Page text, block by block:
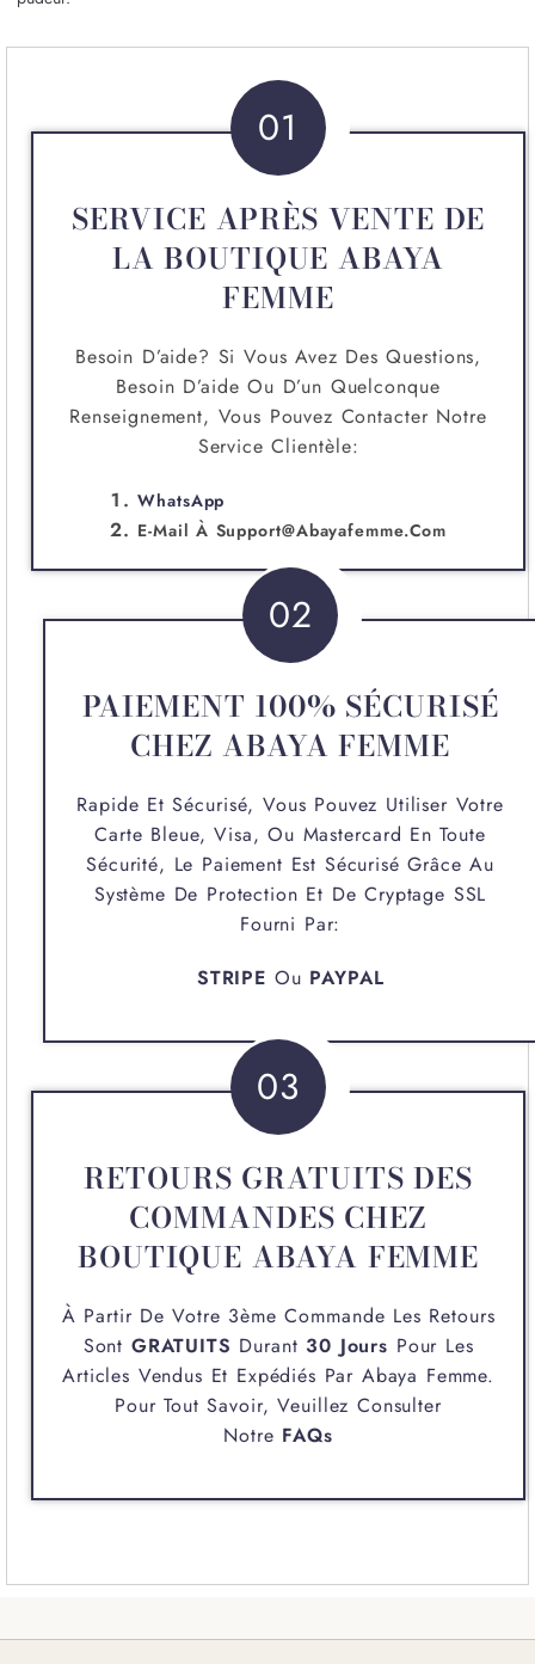
01
SERVICE APRÈS VENTE DE
LA BOUTIQUE ABAYA
FEMME
Besoin D’aide? Si Vous Avez Des Questions,
Besoin D’aide Ou D’un Quelconque
Renseignement, Vous Pouvez Contacter Notre
Service Clientèle:
WhatsApp
E-Mail À Support@abayafemme.com
02
PAIEMENT 100% SÉCURISÉ
CHEZ ABAYA FEMME
Rapide Et Sécurisé, Vous Pouvez Utiliser Votre
Carte Bleue, Visa, Ou Mastercard En Toute
Sécurité, Le Paiement Est Sécurisé Grâce Au
Système De Protection Et De Cryptage SSL
Fourni Par:
STRIPE Ou PAYPAL
03
RETOURS GRATUITS DES
COMMANDES CHEZ
BOUTIQUE ABAYA FEMME
À Partir De Votre 3ème Commande Les Retours
Sont GRATUITS Durant 30 Jours Pour Les
Articles Vendus Et Expédiés Par Abaya Femme.
Pour Tout Savoir, Veuillez Consulter
Notre FAQs